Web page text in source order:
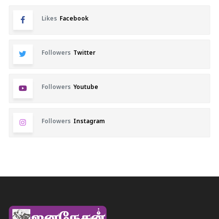
Likes Facebook
Followers Twitter
Followers Youtube
Followers Instagram